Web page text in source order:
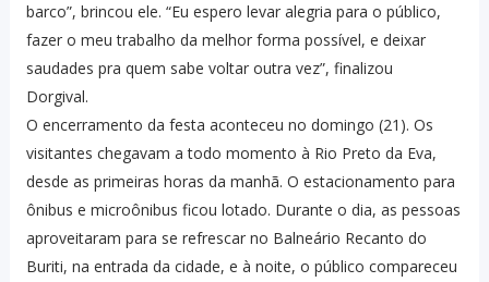
barco”, brincou ele. “Eu espero levar alegria para o público,
fazer o meu trabalho da melhor forma possível, e deixar
saudades pra quem sabe voltar outra vez”, finalizou
Dorgival.
O encerramento da festa aconteceu no domingo (21). Os
visitantes chegavam a todo momento à Rio Preto da Eva,
desde as primeiras horas da manhã. O estacionamento para
ônibus e microônibus ficou lotado. Durante o dia, as pessoas
aproveitaram para se refrescar no Balneário Recanto do
Buriti, na entrada da cidade, e à noite, o público compareceu